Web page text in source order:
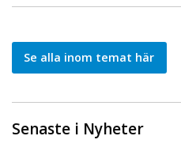
Se alla inom temat här
Senaste i Nyheter